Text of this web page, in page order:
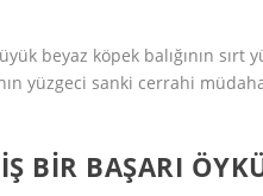
beyaz köpek balığının sırt
yüzgeci sanki cerrahi
BIR BAŞARI